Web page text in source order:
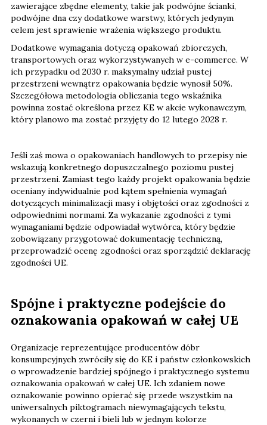
zawierające zbędne elementy, takie jak podwójne ścianki,
podwójne dna czy dodatkowe warstwy, których jedynym
celem jest sprawienie wrażenia większego produktu.
Dodatkowe wymagania dotyczą opakowań zbiorczych,
transportowych oraz wykorzystywanych w e-commerce. W
ich przypadku od 2030 r. maksymalny udział pustej
przestrzeni wewnątrz opakowania będzie wynosił 50%.
Szczegółowa metodologia obliczania tego wskaźnika
powinna zostać określona przez KE w akcie wykonawczym,
który planowo ma zostać przyjęty do 12 lutego 2028 r.
Jeśli zaś mowa o opakowaniach handlowych to przepisy nie
wskazują konkretnego dopuszczalnego poziomu pustej
przestrzeni. Zamiast tego każdy projekt opakowania będzie
oceniany indywidualnie pod kątem spełnienia wymagań
dotyczących minimalizacji masy i objętości oraz zgodności z
odpowiednimi normami. Za wykazanie zgodności z tymi
wymaganiami będzie odpowiadał wytwórca, który będzie
zobowiązany przygotować dokumentację techniczną,
przeprowadzić ocenę zgodności oraz sporządzić deklarację
zgodności UE.
Spójne i praktyczne podejście do
oznakowania opakowań w całej UE
Organizacje reprezentujące producentów dóbr
konsumpcyjnych zwróciły się do KE i państw członkowskich
o wprowadzenie bardziej spójnego i praktycznego systemu
oznakowania opakowań w całej UE. Ich zdaniem nowe
oznakowanie powinno opierać się przede wszystkim na
uniwersalnych piktogramach niewymagających tekstu,
wykonanych w czerni i bieli lub w jednym kolorze